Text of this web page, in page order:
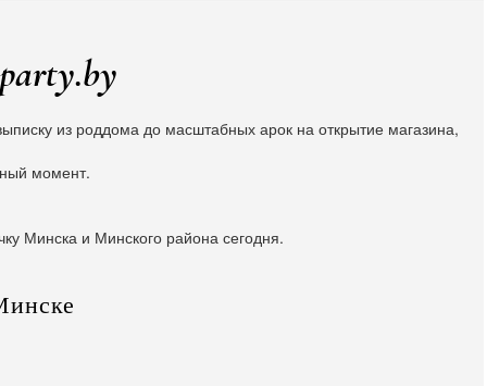
из роддома до масштабных арок на открытие магазина,
момент.
Минска и Минского района сегодня.